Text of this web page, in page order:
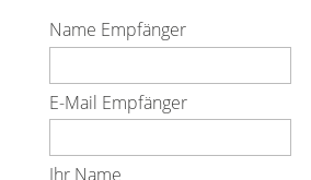
Name Empfänger
E-Mail Empfänger
Ihr Name